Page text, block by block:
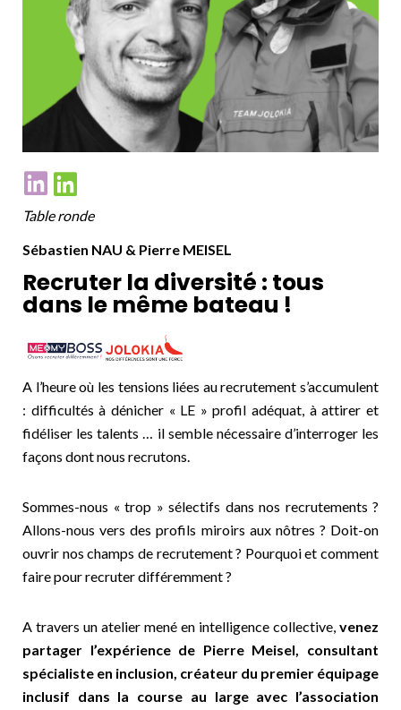
Table ronde
Sébastien NAU & Pierre MEISEL
Recruter la diversité : tous
dans le même bateau !
A l’heure où les tensions liées au recrutement s’accumulent
: difficultés à dénicher « LE » profil adéquat, à attirer et
fidéliser les talents … il semble nécessaire d’interroger les
façons dont nous recrutons.
Sommes-nous « trop » sélectifs dans nos recrutements ?
Allons-nous vers des profils miroirs aux nôtres ? Doit-on
ouvrir nos champs de recrutement ? Pourquoi et comment
faire pour recruter différemment ?
A travers un atelier mené en intelligence collective, venez
partager l’expérience de Pierre Meisel, consultant
spécialiste en inclusion, créateur du premier équipage
inclusif dans la course au large avec l’association